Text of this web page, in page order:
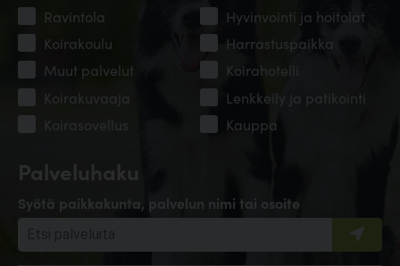
Palveluhaku
Syötä paikkakunta, palvelun nimi tai osoite
Ravintola
Hyvinvointi ja hoitolat
Koirakoulu
Harrastuspaikka
Muut palvelut
Koirahotelli
Koirakuvaaja
Lenkkeily ja patikointi
Koirasovellus
Kauppa